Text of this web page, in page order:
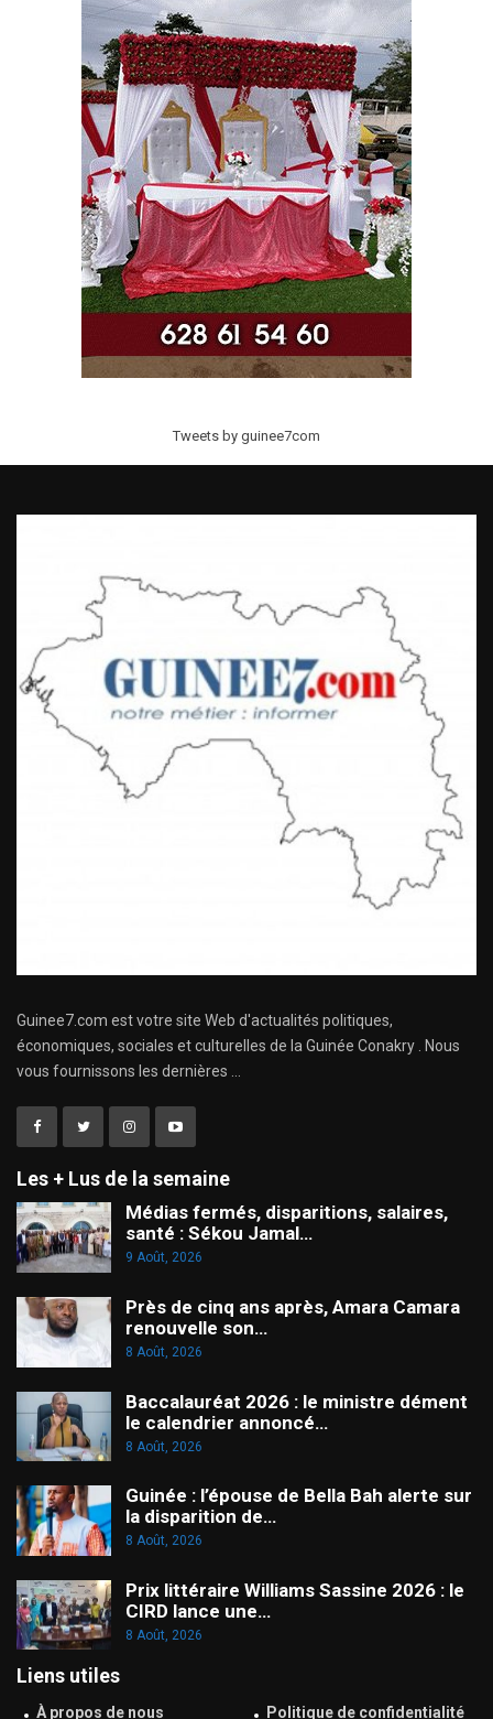
Tweets by guinee7com
Guinee7.com est votre site Web d'actualités politiques,
économiques, sociales et culturelles de la Guinée Conakry . Nous
vous fournissons les dernières ...
Les + Lus de la semaine
Médias fermés, disparitions, salaires,
santé : Sékou Jamal…
9 Août, 2026
Près de cinq ans après, Amara Camara
renouvelle son…
8 Août, 2026
Baccalauréat 2026 : le ministre dément
le calendrier annoncé…
8 Août, 2026
Guinée : l’épouse de Bella Bah alerte sur
la disparition de…
8 Août, 2026
Prix littéraire Williams Sassine 2026 : le
CIRD lance une…
8 Août, 2026
Liens utiles
À propos de nous Politique de confidentialité